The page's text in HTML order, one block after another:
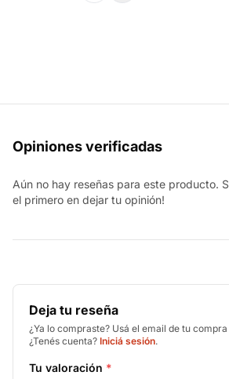
Opiniones verificadas
Aún no hay reseñas para este producto.
el primero en dejar tu opinión!
Deja tu reseña
¿Ya lo compraste? Usá el email de tu
¿Tenés cuenta? Iniciá sesión.
Tu valoración *